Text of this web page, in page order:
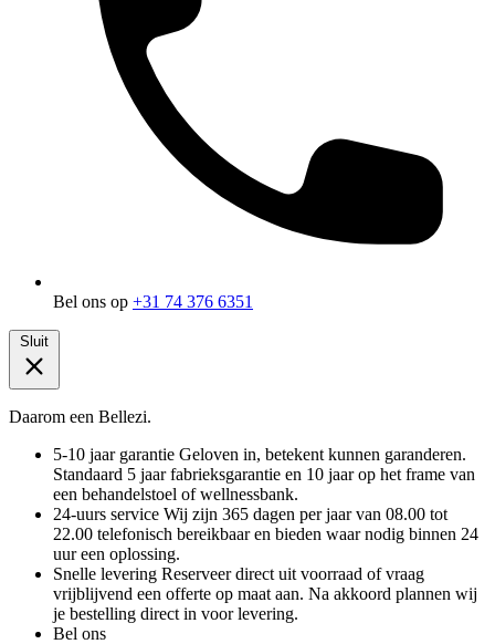
Bel ons op +31 74 376 6351
Sluit
Daarom een Bellezi.
5-10 jaar garantie Geloven in, betekent kunnen garanderen.
Standaard 5 jaar fabrieksgarantie en 10 jaar op het frame van
een behandelstoel of wellnessbank.
24-uurs service Wij zijn 365 dagen per jaar van 08.00 tot
22.00 telefonisch bereikbaar en bieden waar nodig binnen 24
uur een oplossing.
Snelle levering Reserveer direct uit voorraad of vraag
vrijblijvend een offerte op maat aan. Na akkoord plannen wij
je bestelling direct in voor levering.
Bel ons